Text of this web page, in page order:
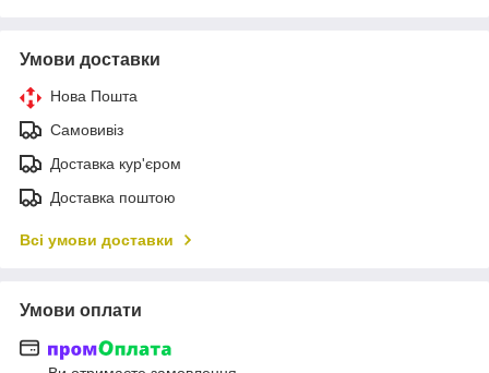
Умови доставки
Нова Пошта
Самовивіз
Доставка кур'єром
Доставка поштою
Всі умови доставки
Умови оплати